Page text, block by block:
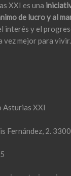
XXI es una
de lucro y al
interés y el
vez mejor para vivir.
XXI
2.